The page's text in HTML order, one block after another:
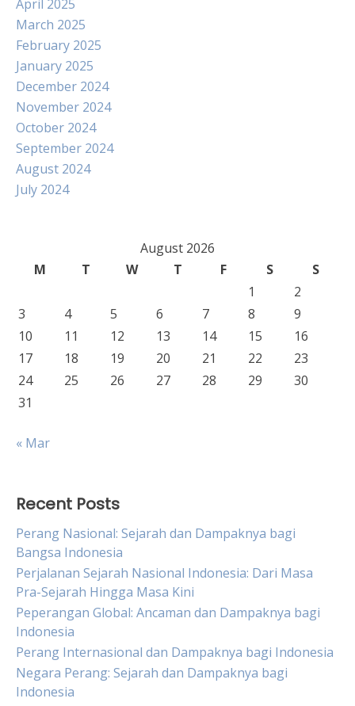
April 2025
March 2025
February 2025
January 2025
December 2024
November 2024
October 2024
September 2024
August 2024
July 2024
August 2026
M
T W T F S
S
1
2
3
4 5 6 7 8
9
10
11 12 13 14 15
16
17
18 19 20 21 22
23
24
25 26 27 28 29
30
31
« Mar
Recent Posts
Perang Nasional: Sejarah dan Dampaknya bagi
Bangsa Indonesia
Perjalanan Sejarah Nasional Indonesia: Dari Masa
Pra-Sejarah Hingga Masa Kini
Peperangan Global: Ancaman dan Dampaknya bagi
Indonesia
Perang Internasional dan Dampaknya bagi Indonesia
Negara Perang: Sejarah dan Dampaknya bagi
Indonesia